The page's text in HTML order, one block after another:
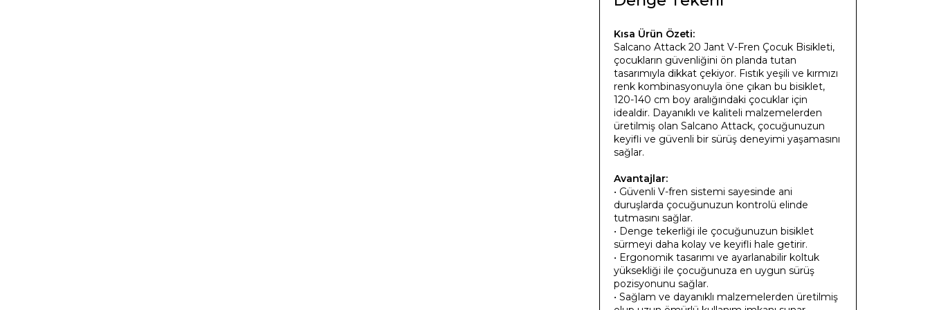
Kısa Ürün Özeti:
Salcano Attack 20 Jant V-Fren Çocuk Bisikleti,
çocukların güvenliğini ön planda tutan
tasarımıyla dikkat çekiyor. Fıstık yeşili ve kırmızı
renk kombinasyonuyla öne çıkan bu bisiklet,
120-140 cm boy aralığındaki çocuklar için
idealdir. Dayanıklı ve kaliteli malzemelerden
üretilmiş olan Salcano Attack, çocuğunuzun
keyifli ve güvenli bir sürüş deneyimi yaşamasını
sağlar.
Avantajlar:
• Güvenli V-fren sistemi sayesinde ani
duruşlarda çocuğunuzun kontrolü elinde
tutmasını sağlar.
• Denge tekerliği ile çocuğunuzun bisiklet
sürmeyi daha kolay ve keyifli hale getirir.
• Ergonomik tasarımı ve ayarlanabilir koltuk
yüksekliği ile çocuğunuza en uygun sürüş
pozisyonunu sağlar.
• Sağlam ve dayanıklı malzemelerden üretilmiş